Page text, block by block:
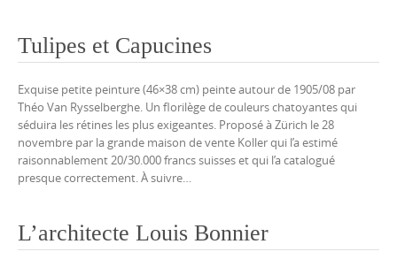
Tulipes et Capucines
Exquise petite peinture (46×38 cm) peinte autour de 1905/08 par
Théo Van Rysselberghe. Un florilège de couleurs chatoyantes qui
séduira les rétines les plus exigeantes. Proposé à Zürich le 28
novembre par la grande maison de vente Koller qui l’a estimé
raisonnablement 20/30.000 francs suisses et qui l’a catalogué
presque correctement. À suivre…
L’architecte Louis Bonnier